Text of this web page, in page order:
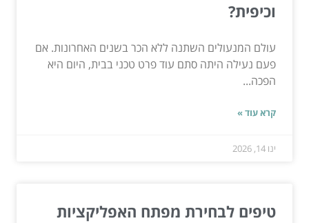
וכיפית?
עולם המנעולים השתנה ללא הכר בשנים האחרונות. אם
פעם נעילה היתה סתם עוד פרט טכני בבית, היום היא
הפכה...
קרא עוד »
ינו 14, 2026
טיפים לבחירת מפתח האפליקציות